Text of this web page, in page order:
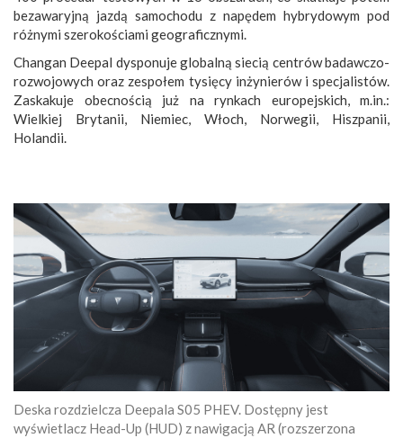
bezawaryjną jazdą samochodu z napędem hybrydowym pod
różnymi szerokościami geograficznymi.
Changan Deepal dysponuje globalną siecią centrów badawczo-
rozwojowych oraz zespołem tysięcy inżynierów i specjalistów.
Zaskakuje obecnością już na rynkach europejskich, m.in.:
Wielkiej Brytanii, Niemiec, Włoch, Norwegii, Hiszpanii,
Holandii.
Deska rozdzielcza Deepala S05 PHEV. Dostępny jest
wyświetlacz Head-Up (HUD) z nawigacją AR (rozszerzona